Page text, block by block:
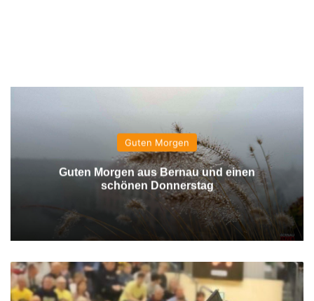
Guten Morgen
Guten Morgen aus Bernau und einen
schönen Donnerstag